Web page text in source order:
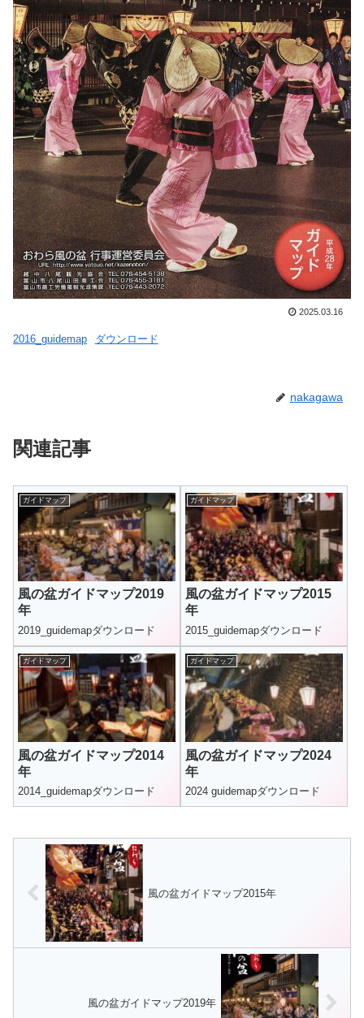
2025.03.16
2016_guidemap ダウンロード
nakagawa
関連記事
ガイドマップ
風の盆ガイドマップ2019
年
2019_guidemapダウンロード
ガイドマップ
風の盆ガイドマップ2015
年
2015_guidemapダウンロード
ガイドマップ
風の盆ガイドマップ2014
年
2014_guidemapダウンロード
ガイドマップ
風の盆ガイドマップ2024
年
2024 guidemapダウンロード
風の盆ガイドマップ2015年
風の盆ガイドマップ2019年